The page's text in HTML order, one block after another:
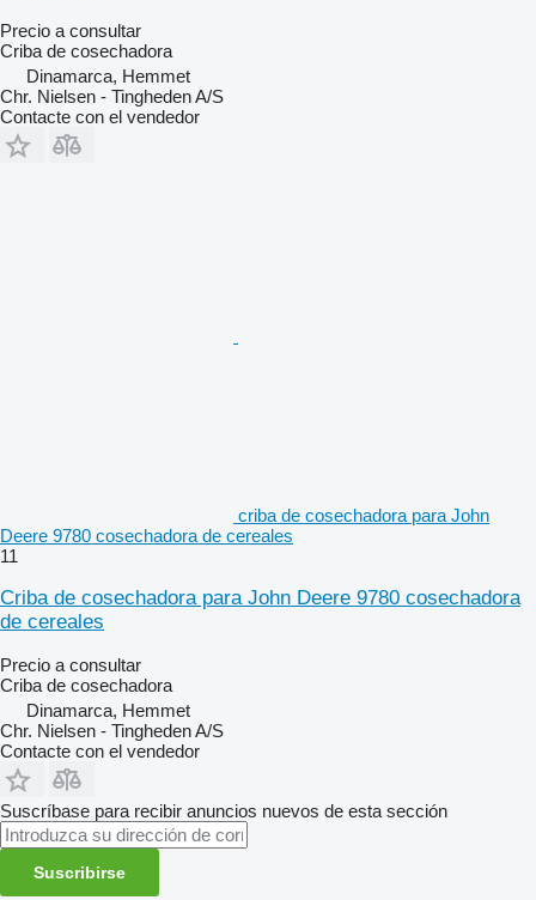
Precio a consultar
Criba de cosechadora
Dinamarca, Hemmet
Chr. Nielsen - Tingheden A/S
Contacte con el vendedor
criba de cosechadora para John
Deere 9780 cosechadora de cereales
11
Criba de cosechadora para John Deere 9780 cosechadora
de cereales
Precio a consultar
Criba de cosechadora
Dinamarca, Hemmet
Chr. Nielsen - Tingheden A/S
Contacte con el vendedor
Suscríbase para recibir anuncios nuevos de esta sección
Suscribirse